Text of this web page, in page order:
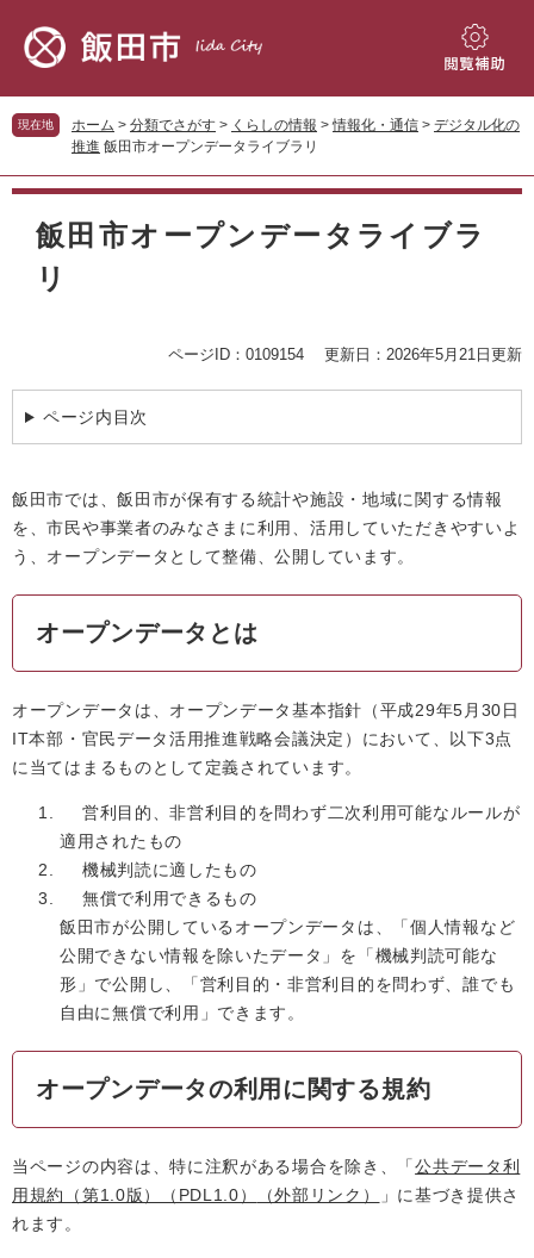
先
頭
す。
を
飛
し
閲
補
現在地 ホーム > 分類でさがす > くらしの情報 >情報化・通信 > デジタル化の
推進 飯田市オープンデータライブラリ
本
飯田市オープンデータライブラ
リ
ページID：0109154 更新日：2026年5月21日更新
ページ内目次
飯田市では、飯田市が保有する統計や施設・地域に関する情報
を、市民や事業者のみなさまに利用、活用していただきやすいよ
う、オープンデータとして整備、公開しています。
オープンデータとは
オープンデータは、オープンデータ基本指針（平成29年5月30日
IT本部・官民データ活用推進戦略会議決定）において、以下3点
に当てはまるものとして定義されています。
営利目的、非営利目的を問わず二次利用可能なルールが
適用されたもの
機械判読に適したもの
無償で利用できるもの
飯田市が公開しているオープンデータは、「個人情報など
公開できない情報を除いたデータ」を「機械判読可能な
形」で公開し、「営利目的・非営利目的を問わず、誰でも
自由に無償で利用」できます。
オープンデータの利用に関する規約
当ページの内容は、特に注釈がある場合を除き、「公共データ利
用規約（第1.0版）（PDL1.0）
（外部リンク）
」に基づき提供さ
れます。